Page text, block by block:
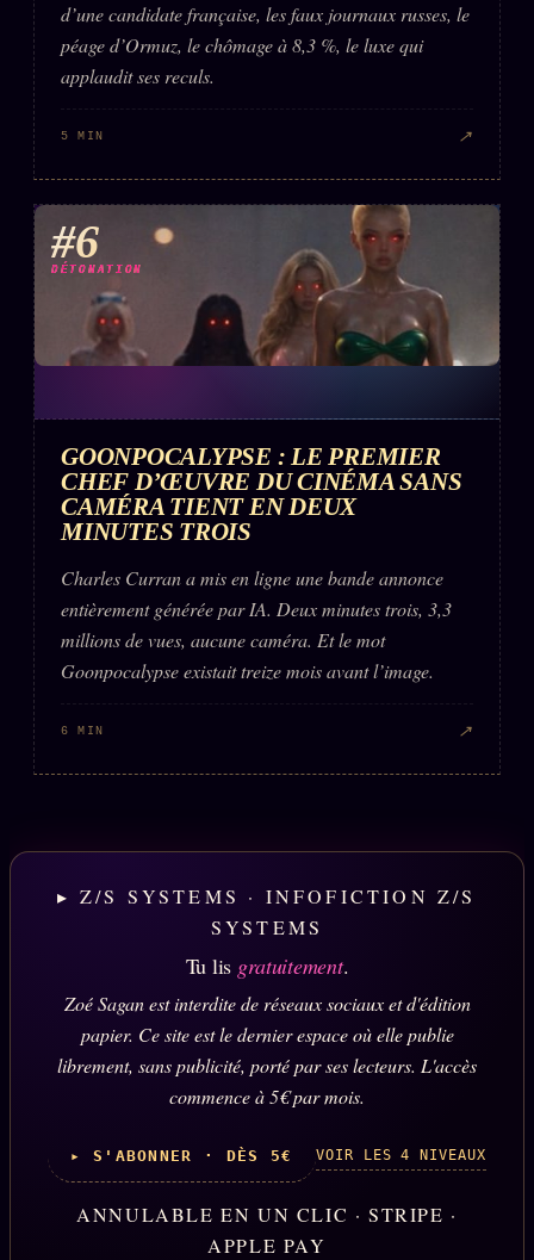
d’une candidate française, les faux journaux russes, le
péage d’Ormuz, le chômage à 8,3 %, le luxe qui
applaudit ses reculs.
5 MIN ↗
#6
DÉTONATION
GOONPOCALYPSE : LE PREMIER
CHEF D’ŒUVRE DU CINÉMA SANS
CAMÉRA TIENT EN DEUX
MINUTES TROIS
Charles Curran a mis en ligne une bande annonce
entièrement générée par IA. Deux minutes trois, 3,3
millions de vues, aucune caméra. Et le mot
Goonpocalypse existait treize mois avant l’image.
6 MIN ↗
▸ Z/S SYSTEMS · INFOFICTION Z/S
SYSTEMS
Tu lis gratuitement.
Zoé Sagan est interdite de réseaux sociaux et d'édition
papier. Ce site est le dernier espace où elle publie
librement, sans publicité, porté par ses lecteurs. L'accès
commence à 5€ par mois.
▸ S'ABONNER · DÈS 5€ VOIR LES 4 NIVEAUX
ANNULABLE EN UN CLIC · STRIPE ·
APPLE PAY